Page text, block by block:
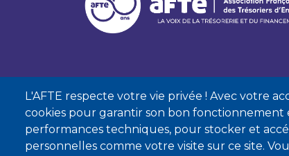
L'AFTE respecte votre vie privée ! Avec votre
cookies pour garantir son bon fonctionnement
performances techniques, pour stocker et
personnelles comme votre visite sur ce site.